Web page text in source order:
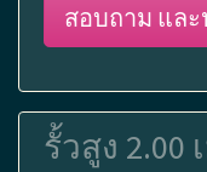
สอบถาม และ
รั้วสูง 2.00